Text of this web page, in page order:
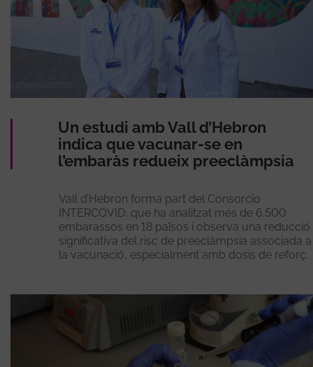
Un estudi amb Vall d’Hebron
indica que vacunar-se en
l’embaràs redueix preeclàmpsia
Vall d’Hebron forma part del Consorcio
INTERCOVID, que ha analitzat més de 6.500
embarassos en 18 països i observa una reducció
significativa del risc de preeclàmpsia associada a
la vacunació, especialment amb dosis de reforç.